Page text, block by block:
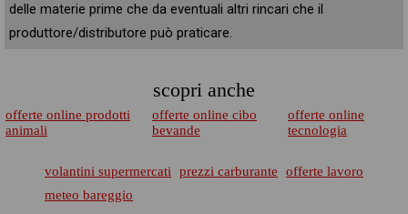
delle materie prime che da eventuali altri rincari che il
produttore/distributore può praticare.
scopri anche
offerte online prodotti
animali
offerte online cibo
bevande
offerte online
tecnologia
volantini supermercati prezzi carburante
offerte lavoro
meteo bareggio